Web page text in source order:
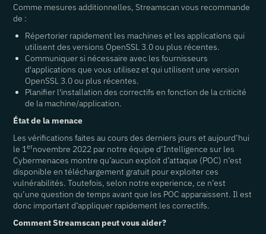
Comme mesures additionnelles, Streamscan vous recommande
de :
Répertorier rapidement les machines et les applications qui
utilisent des versions OpenSSL 3.0 ou plus récentes.
Communiquer si nécessaire avec les fournisseurs
d'applications que vous utilisez et qui utilisent une version
OpenSSL 3.0 ou plus récentes.
Planifier l'installation des correctifs en fonction de la criticité
de la machine/application.
État de la menace
Les vérifications faites au cours des derniers jours et aujourd’hui
le 1ernovembre 2022 par notre équipe d’Intelligence sur les
Cybermenaces montre qu’aucun exploit d’attaque (POC) n’est
disponible en téléchargement gratuit pour exploiter ces
vulnérabilités. Toutefois, selon notre experience, ce n’est
qu’une question de temps avant que les POC apparaissent. Il est
donc important d’appliquer rapidement les correctifs.
Comment Streamscan peut vous aider?